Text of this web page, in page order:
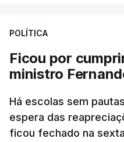
POLÍTICA
Ficou por
ministro
Há escolas sem
espera das
ficou fechado na